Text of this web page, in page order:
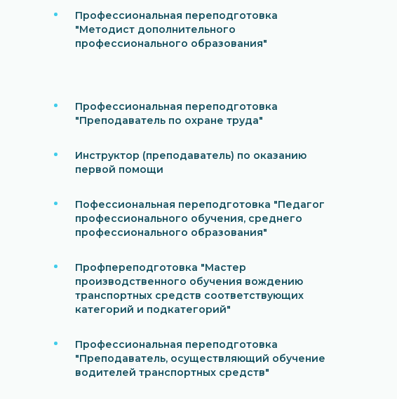
Профессиональная переподготовка
"Методист дополнительного
профессионального образования"
Профессиональная переподготовка
"Преподаватель по охране труда"
Инструктор (преподаватель) по оказанию
первой помощи
Пофессиональная переподготовка "Педагог
профессионального обучения, среднего
профессионального образования"
Профпереподготовка "Мастер
производственного обучения вождению
транспортных средств соответствующих
категорий и подкатегорий"
Профессиональная переподготовка
"Преподаватель, осуществляющий обучение
водителей транспортных средств"